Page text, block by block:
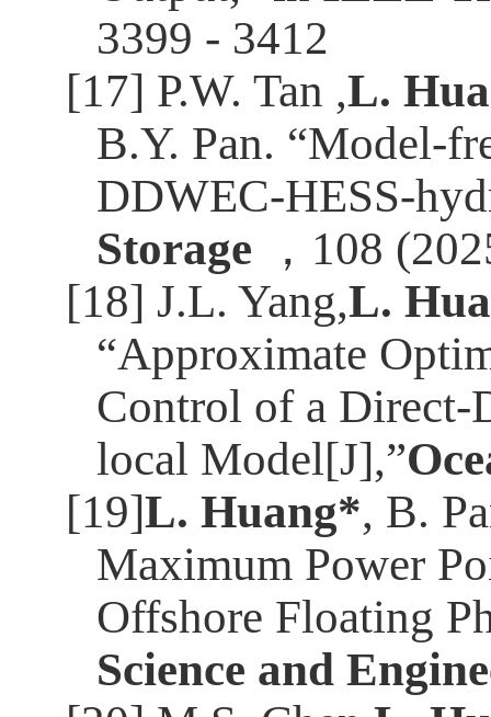
3399 - 3412
[17] P.W. Tan ,L.
B.Y. Pan. “Model-
DDWEC-HESS-
Storage
， 108
[18] J.L. Yang,L.
“Approximate
Control of a Direct-
local Model[J],”
[19]L. Huang*, B.
Maximum Power
Offshore Floating
Science and